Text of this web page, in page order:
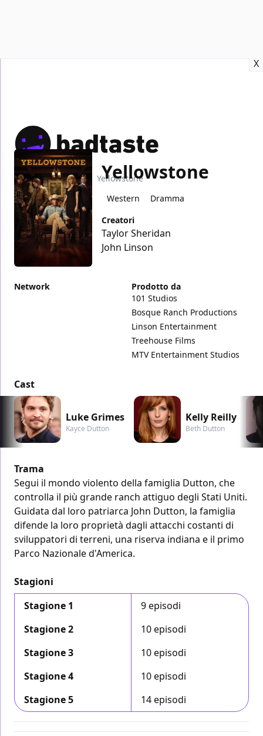
X
Home TV Yellowstone
Yellowstone
Western
Dramma
Creatori
Taylor Sheridan
John Linson
Network
Prodotto da
101 Studios
Bosque Ranch Productions
Linson Entertainment
Treehouse Films
MTV Entertainment Studios
Cast
Luke Grimes
Kayce Dutton
Kelly Reilly
Beth Dutton
Trama
Segui il mondo violento della famiglia Dutton, che
controlla il più grande ranch attiguo degli Stati Uniti.
Guidata dal loro patriarca John Dutton, la famiglia
difende la loro proprietà dagli attacchi costanti di
sviluppatori di terreni, una riserva indiana e il primo
Parco Nazionale d'America.
Stagioni
Stagione 1
9 episodi
Stagione 2
10 episodi
Stagione 3
10 episodi
Stagione 4
10 episodi
Stagione 5
14 episodi